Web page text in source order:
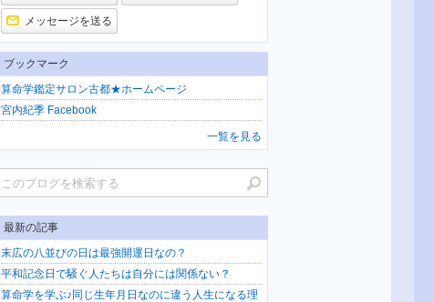
メッセージを送る
ブックマーク
算命学鑑定サロン古都★ホームページ
宮内紀季 Facebook
一覧を見る
最新の記事
末広の八並びの日は最強開運日なの？
平和記念日で騒ぐ人たちは自分には関係ない？
算命学を学ぶ♪同じ生年月日なのに違う人生になる理